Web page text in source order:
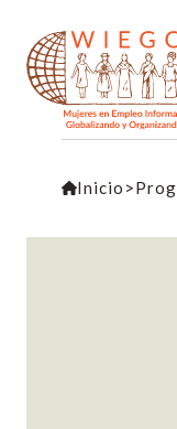
Inicio >